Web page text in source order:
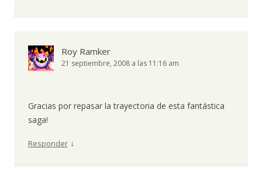
Roy Ramker
21 septiembre, 2008 a las 11:16 am
Gracias por repasar la trayectoria de esta fantástica
saga!
Responder ↓